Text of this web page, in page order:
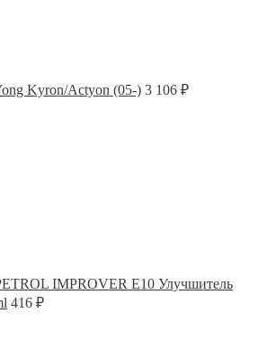
Kyron/Actyon (05-) 3 106 ₽
IMPROVER E10 Улучшитель
416 ₽